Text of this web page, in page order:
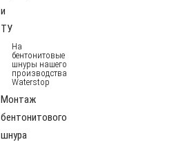
и
ТУ
На
бентонитовые
шнуры нашего
производства
Waterstop
Монтаж
бентонитового
шнура